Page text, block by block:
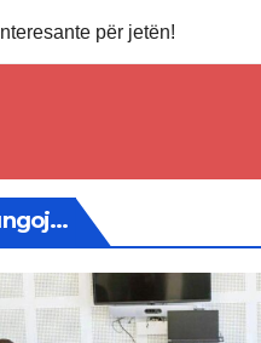
për jetën!